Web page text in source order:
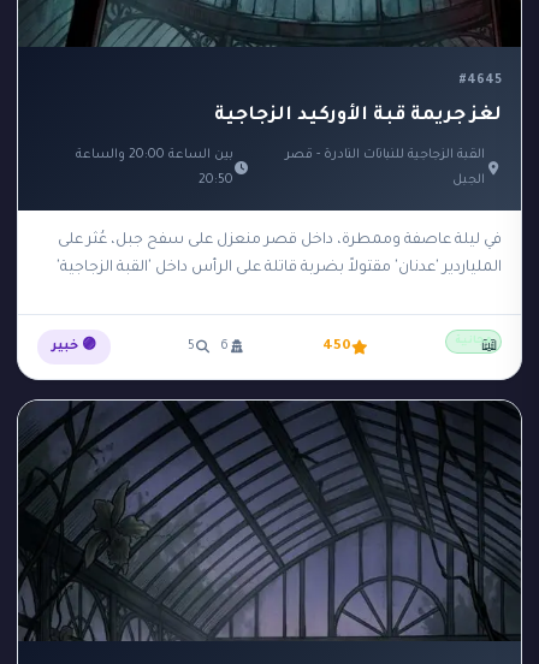
#4645
لغز جريمة قبة الأوركيد الزجاجية
القبة الزجاجية للنباتات النادرة - قصر
الجبل
بين الساعة 20:00 والساعة
20:50
في ليلة عاصفة وممطرة، داخل قصر منعزل على سفح جبل، عُثر على
الملياردير 'عدنان' مقتولاً بضربة قاتلة على الرأس داخل 'القبة الزجاجية'
مجانية 450
6
5 🟣 خبير 📖